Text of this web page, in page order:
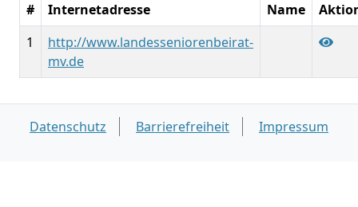
#
Internetadresse Name
1
http://www.landesseniorenbeirat-
mv.de
Datenschutz Barrierefreiheit Impressum